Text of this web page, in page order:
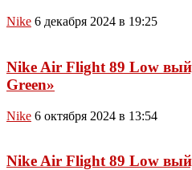
Nike 6 декабря 2024 в 19:25
Nike Air Flight 89 Low
Green»
Nike 6 октября 2024 в 13:54
Nike Air Flight 89 Low